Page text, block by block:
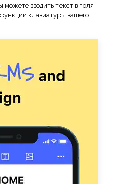
можете вводить текст в поля
клавиатуры вашего